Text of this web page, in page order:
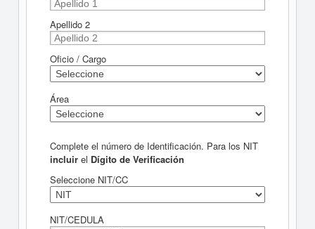
Apellido 2
Oficio / Cargo
Área
Complete el número de Identificación. Para los NIT
incluirel Dígito de Verificación
Seleccione NIT/CC
NIT/CEDULA